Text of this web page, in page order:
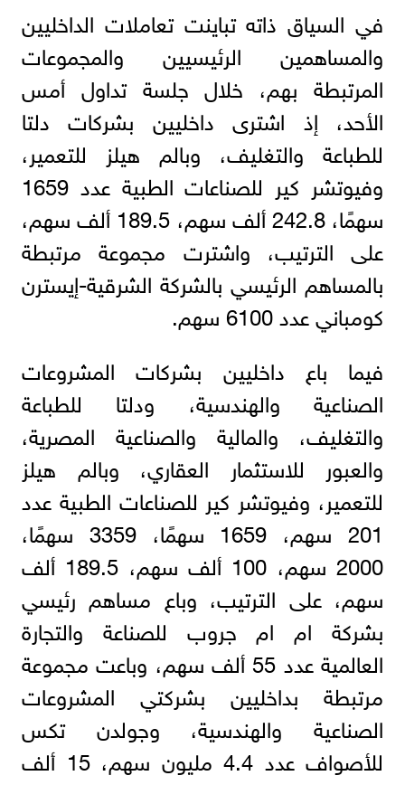
في السياق ذاته تباينت تعاملات الداخليين
والمساهمين الرئيسيين والمجموعات
المرتبطة بهم، خلال جلسة تداول أمس
الأحد، إذ اشترى داخليين بشركات دلتا
للطباعة والتغليف، وبالم هيلز للتعمير،
وفيوتشر كير للصناعات الطبية عدد 1659
سهمًا، 242.8 ألف سهم، 189.5 ألف سهم،
على الترتيب، واشترت مجموعة مرتبطة
بالمساهم الرئيسي بالشركة الشرقية-إيسترن
كومباني عدد 6100 سهم.
فيما باع داخليين بشركات المشروعات
الصناعية والهندسية، ودلتا للطباعة
والتغليف، والمالية والصناعية المصرية،
والعبور للاستثمار العقاري، وبالم هيلز
للتعمير، وفيوتشر كير للصناعات الطبية عدد
201 سهم، 1659 سهمًا، 3359 سهمًا،
2000 سهم، 100 ألف سهم، 189.5 ألف
سهم، على الترتيب، وباع مساهم رئيسي
بشركة ام ام جروب للصناعة والتجارة
العالمية عدد 55 ألف سهم، وباعت مجموعة
مرتبطة بداخليين بشركتي المشروعات
الصناعية والهندسية، وجولدن تكس
للأصواف عدد 4.4 مليون سهم، 15 ألف